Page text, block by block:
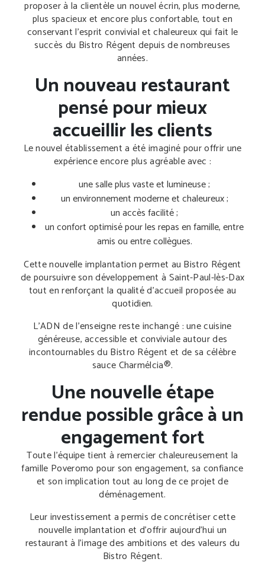
proposer à la clientèle un nouvel écrin, plus moderne,
plus spacieux et encore plus confortable, tout en
conservant l’esprit convivial et chaleureux qui fait le
succès du Bistro Régent depuis de nombreuses
années.
Un nouveau restaurant
pensé pour mieux
accueillir les clients
Le nouvel établissement a été imaginé pour offrir une
expérience encore plus agréable avec :
une salle plus vaste et lumineuse ;
un environnement moderne et chaleureux ;
un accès facilité ;
un confort optimisé pour les repas en famille, entre
amis ou entre collègues.
Cette nouvelle implantation permet au Bistro Régent
de poursuivre son développement à Saint-Paul-lès-Dax
tout en renforçant la qualité d’accueil proposée au
quotidien.
L’ADN de l’enseigne reste inchangé : une cuisine
généreuse, accessible et conviviale autour des
incontournables du Bistro Régent et de sa célèbre
sauce Charmélcia®.
Une nouvelle étape
rendue possible grâce à un
engagement fort
Toute l’équipe tient à remercier chaleureusement la
famille Poveromo pour son engagement, sa confiance
et son implication tout au long de ce projet de
déménagement.
Leur investissement a permis de concrétiser cette
nouvelle implantation et d’offrir aujourd’hui un
restaurant à l’image des ambitions et des valeurs du
Bistro Régent.